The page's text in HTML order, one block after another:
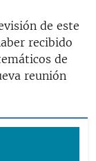
de este
recibido
de
reunión